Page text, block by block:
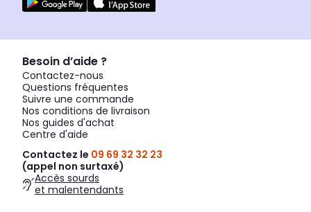
Besoin d’aide ?
Contactez-nous
Questions fréquentes
Suivre une commande
Nos conditions de livraison
Nos guides d'achat
Centre d'aide
Contactez le 09 69 32 32 23
(appel non surtaxé)
Accès sourds
et malentendants